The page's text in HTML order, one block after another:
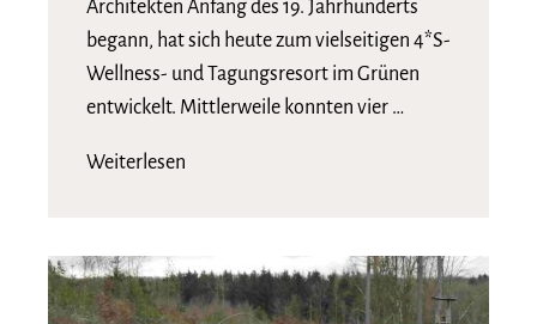
Architekten Anfang des 19. Jahrhunderts
begann, hat sich heute zum vielseitigen 4*S-
Wellness- und Tagungsresort im Grünen
entwickelt. Mittlerweile konnten vier …
Weiterlesen